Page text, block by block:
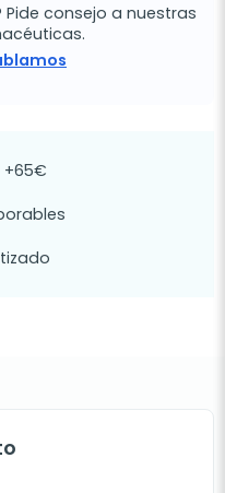
consejo a nuestras
+65€